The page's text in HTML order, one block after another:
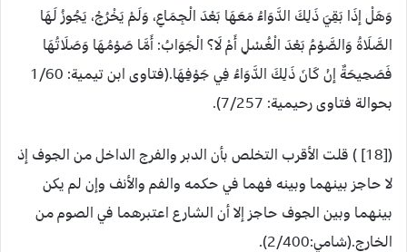
وَهَلْ إذَا بَقِيَ ذَلِكَ الدَّوَاءُ مَعَهَا بَعْدَ الْجِمَاعِ، وَلَمْ يَخْرُجْ، يَجُوزُ لَهَا
الصَّلَاةُ وَالصَّوْمُ بَعْدَ الْغُسْلِ أَمْ لَا؟ الْجَوَابُ: أَمَّا صَوْمُهَا وَصَلَاتُهَا
فَصَحِيحَةٌ إنْ كَانَ ذَلِكَ الدَّوَاءُ فِي جَوْفِهَا.(فتاوى ابن تيمية: 1/60
بحوالة فتاوى رحيمية: 7/257).
([18] ) قلت الأقرب التخلص بأن الدبر والفرج الداخل من الجوف إذ
لا حاجز بينهما وبينه فهما في حكمه والفم والأنف وإن لم يكن
بينهما وبين الجوف حاجز إلا أن الشارع اعتبرهما في الصوم من
الخارج.(شامي:2/400).